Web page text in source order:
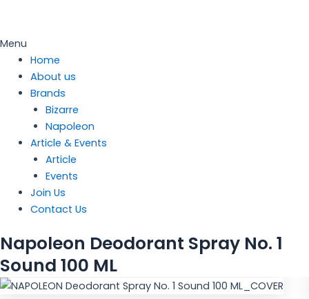
Menu
Home
About us
Brands
Bizarre
Napoleon
Article & Events
Article
Events
Join Us
Contact Us
Napoleon Deodorant Spray No. 1
Sound 100 ML